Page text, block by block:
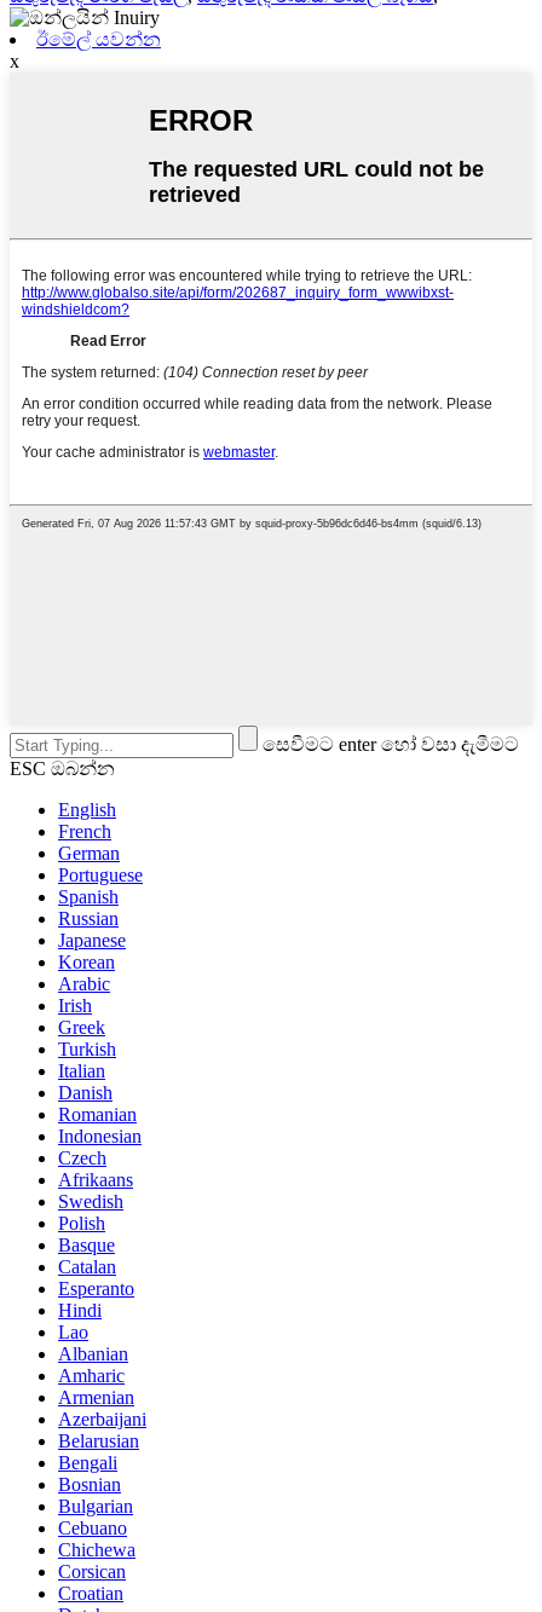
ඊමේල් යවන්න
x
සෙවීමට enter හෝ වසා දැමීමට
ESC ඔබන්න
English
French
German
Portuguese
Spanish
Russian
Japanese
Korean
Arabic
Irish
Greek
Turkish
Italian
Danish
Romanian
Indonesian
Czech
Afrikaans
Swedish
Polish
Basque
Catalan
Esperanto
Hindi
Lao
Albanian
Amharic
Armenian
Azerbaijani
Belarusian
Bengali
Bosnian
Bulgarian
Cebuano
Chichewa
Corsican
Croatian